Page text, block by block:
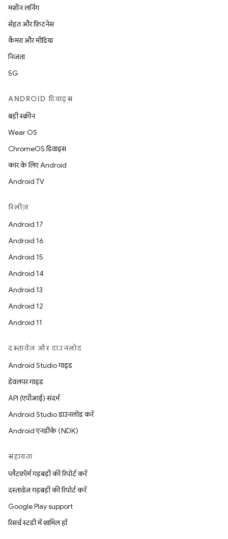
मशीन लर्निंग
सेहत और फ़िटनेस
कैमरा और मीडिया
निजता
5G
ANDROID डिवाइस
बड़ी स्क्रीन
Wear OS
ChromeOS डिवाइस
कार के लिए Android
Android TV
रिलीज़
Android 17
Android 16
Android 15
Android 14
Android 13
Android 12
Android 11
दस्तावेज़ और डाउनलोड
Android Studio गाइड
डेवलपर गाइड
API (एपीआई) संदर्भ
Android Studio डाउनलोड करें
Android एनडीके (NDK)
सहायता
प्लैटफ़ॉर्म गड़बड़ी की रिपोर्ट करें
दस्तावेज़ गड़बड़ी की रिपोर्ट करें
Google Play support
रिसर्च स्टडी में शामिल हों